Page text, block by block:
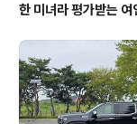
한 미녀라 평가받는